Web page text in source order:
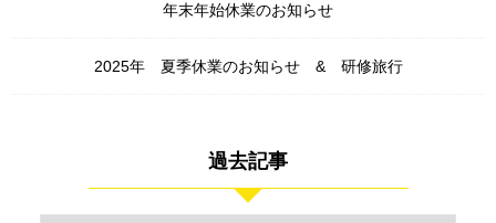
年末年始休業のお知らせ
2025年 夏季休業のお知らせ & 研修旅行
過去記事